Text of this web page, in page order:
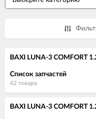
BAXI LUNA-3 COMFORT
Список запчастей
42 товара
BAXI LUNA-3 COMFORT